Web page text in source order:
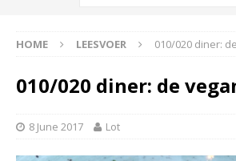
HOME LEESVOER 010/020 diner:
010/020 diner: de
8 June 2017 Lot